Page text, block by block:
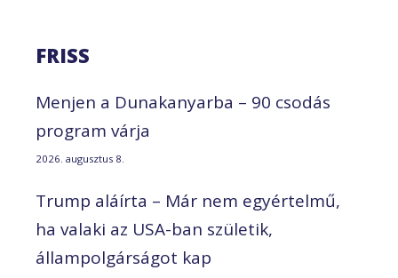
FRISS
Menjen a Dunakanyarba – 90 csodás
program várja
2026. augusztus 8.
Trump aláírta – Már nem egyértelmű,
ha valaki az USA-ban születik,
állampolgárságot kap